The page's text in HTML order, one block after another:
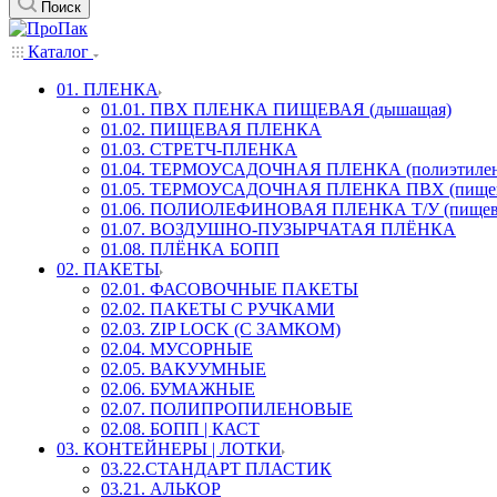
Поиск
Каталог
01. ПЛЕНКА
01.01. ПВХ ПЛЕНКА ПИЩЕВАЯ (дышащая)
01.02. ПИЩЕВАЯ ПЛЕНКА
01.03. СТРЕТЧ-ПЛЕНКА
01.04. ТЕРМОУСАДОЧНАЯ ПЛЕНКА
01.05. ТЕРМОУСАДОЧНАЯ ПЛЕНКА ПВХ
01.06. ПОЛИОЛЕФИНОВАЯ ПЛЕНКА Т/У
01.07. ВОЗДУШНО-ПУЗЫРЧАТАЯ ПЛЁНКА
01.08. ПЛЁНКА БОПП
02. ПАКЕТЫ
02.01. ФАСОВОЧНЫЕ ПАКЕТЫ
02.02. ПАКЕТЫ С РУЧКАМИ
02.03. ZIP LOСK (С ЗАМКОМ)
02.04. МУСОРНЫЕ
02.05. ВАКУУМНЫЕ
02.06. БУМАЖНЫЕ
02.07. ПОЛИПРОПИЛЕНОВЫЕ
02.08. БОПП | КАСТ
03. КОНТЕЙНЕРЫ | ЛОТКИ
03.22.СТАНДАРТ ПЛАСТИК
03.21. АЛЬКОР